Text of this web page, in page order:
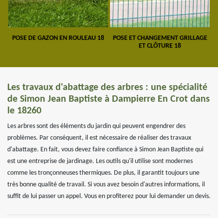
POSE DE GAZON EN ROULEAU 18
POSE ET CHANGEMENT GRILLAGE
ET CLÔTURE 18
Les travaux d'abattage des arbres : une spécialité
de Simon Jean Baptiste à Dampierre En Crot dans
le 18260
Les arbres sont des éléments du jardin qui peuvent engendrer des
problèmes. Par conséquent, il est nécessaire de réaliser des travaux
d'abattage. En fait, vous devez faire confiance à Simon Jean Baptiste qui
est une entreprise de jardinage. Les outils qu'il utilise sont modernes
comme les tronçonneuses thermiques. De plus, il garantit toujours une
très bonne qualité de travail. Si vous avez besoin d'autres informations, il
suffit de lui passer un appel. Vous en profiterez pour lui demander un devis.